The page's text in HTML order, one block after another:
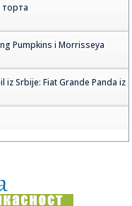
Pumpkins i Morrisseya
iz Srbije: Fiat Grande Panda iz
Stiglo 177 novih, a